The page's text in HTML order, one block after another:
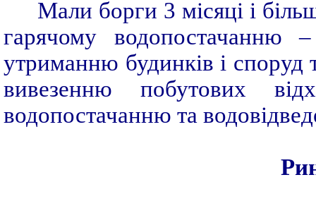
Мали борги 3 місяці і
гарячому водопостачанню
утриманню будинків і споруд
вивезенню побутових
водопостачанню та